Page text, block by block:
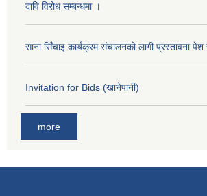
दावि विरोध सम्बन्धमा ।
साना सिँचाइ कार्यक्रम संचालनको लागी प्रस्तावना
Invitation for Bids (खानेपानी)
more